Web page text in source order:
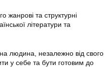
жанрові та структурні
літератури та
людина, незалежно від свого
у себе та бути готовим до